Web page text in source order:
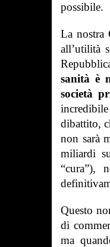
possibile.
La nostra
all’utilità
sanità è
società
dibattito,
non sarà
miliardi
“cura”),
Questo
di
ma